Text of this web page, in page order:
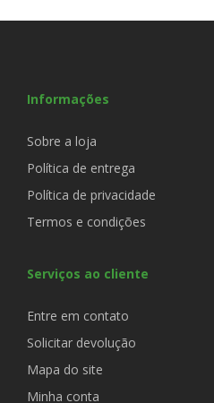
Informações
Sobre a loja
Política de entrega
Política de privacidade
Termos e condições
Serviços ao cliente
Entre em contato
Solicitar devolução
Mapa do site
Minha conta